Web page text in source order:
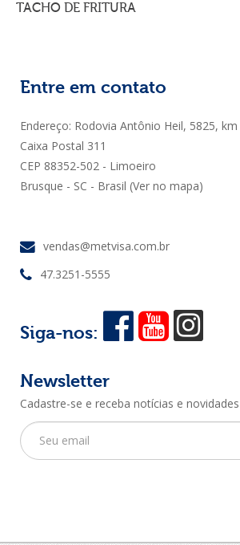
TACHO DE FRITURA
Entre em contato
Endereço: Rodovia Antônio Heil, 5825, km
Caixa Postal 311
CEP 88352-502 - Limoeiro
Brusque - SC - Brasil (Ver no mapa)
vendas@metvisa.com.br
47.3251-5555
Siga-nos:
Newsletter
Cadastre-se e receba notícias e